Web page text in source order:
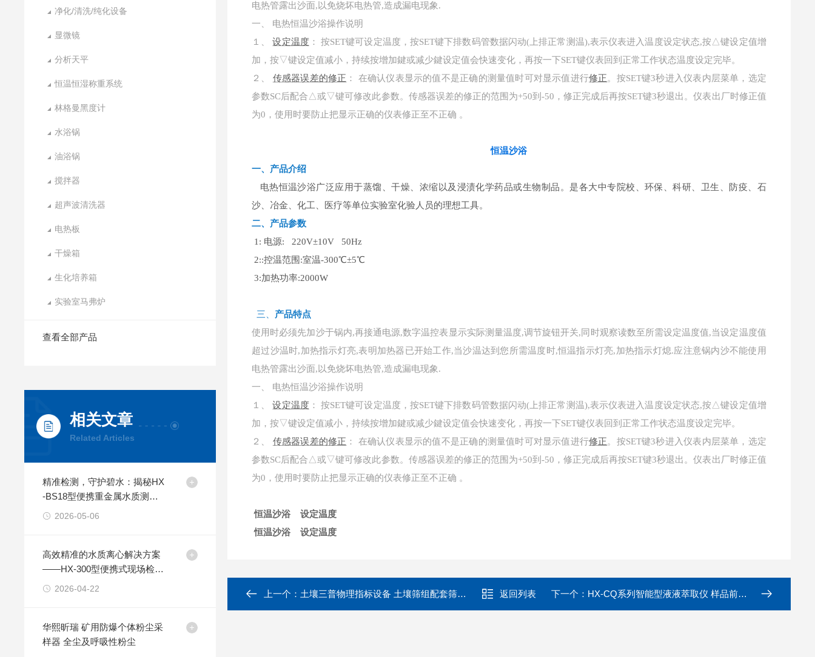
净化/清洗/纯化设备
显微镜
分析天平
恒温恒湿称重系统
林格曼黑度计
水浴锅
油浴锅
搅拌器
超声波清洗器
电热板
干燥箱
生化培养箱
实验室马弗炉
查看全部产品
相关文章
Related Articles
精准检测，守护碧水：揭秘HX
-BS18型便携重金属水质测定
仪工作原理
2026-05-06
高效精准的水质离心解决方案
——HX-300型便携式现场检测
离心机2026-04-22
华熙昕瑞 矿用防爆个体粉尘采
样器 全尘及呼吸性粉尘
电热管露出沙面,以免烧坏电热管,造成漏电现象.
一、
电热恒温沙浴操作说明
１、
设定温度： 按SET键可设定温度，按SET键下排数码管数据闪动(上排正常测温),表示仪表进入温度设定状态,按△键设定值增
加，按▽键设定值减小，持续按增加鍵或减少鍵设定值会快速变化，再按一下SET键仪表回到正常工作状态温度设定完毕。
２、
传感器误差的修正 ： 在确认仪表显示的值不是正确的测量值时可对显示值进行修正。按SET键3秒进入仪表内层菜单，选定
参数SC后配合△或▽键可修改此参数。传感器误差的修正的范围为+50到-50，修正完成后再按SET键3秒退出。仪表出厂时修正值
为0，使用时要防止把显示正确的仪表修正至不正确 。
恒温沙浴
一、 产品介绍
电热恒温沙浴广泛应用于蒸馏、干燥、浓缩以及浸渍化学药品或生物制品。是各大中专院校、环保、科研、卫生、防疫、石
沙、冶金、化工、医疗等单位实验室化验人员的理想工具。
二、 产品参数
1: 电源: 220V±10V 50Hz
2::控温范围:室温-300℃±5℃
3:加热功率:2000W
三、 产品特点
使用时必须先加沙于锅内,再接通电源,数字温控表显示实际测量温度,调节旋钮开关,同时观察读数至所需设定温度值,当设定温度值
超过沙温时,加热指示灯亮,表明加热器已开始工作,当沙温达到您所需温度时,恒温指示灯亮,加热指示灯熄.应注意锅内沙不能使用
电热管露出沙面,以免烧坏电热管,造成漏电现象.
一、
电热恒温沙浴操作说明
１、
设定温度： 按SET键可设定温度，按SET键下排数码管数据闪动(上排正常测温),表示仪表进入温度设定状态,按△键设定值增
加，按▽键设定值减小，持续按增加鍵或减少鍵设定值会快速变化，再按一下SET键仪表回到正常工作状态温度设定完毕。
２、
传感器误差的修正 ： 在确认仪表显示的值不是正确的测量值时可对显示值进行修正。按SET键3秒进入仪表内层菜单，选定
参数SC后配合△或▽键可修改此参数。传感器误差的修正的范围为+50到-50，修正完成后再按SET键3秒退出。仪表出厂时修正值
为0，使用时要防止把显示正确的仪表修正至不正确 。
恒温沙浴 设定温度
恒温沙浴 设定温度
上一个： 土壤三普物理指标设备 土壤筛组配套筛分机 返回列表 下一个： HX-CQ系列智能型液液萃取仪 样品前处理设备